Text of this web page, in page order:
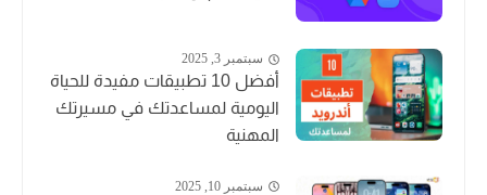
سبتمبر 3, 2025
أفضل 10 تطبيقات مفيدة للحياة
اليومية لمساعدتك في مسيرتك
المهنية
سبتمبر 10, 2025